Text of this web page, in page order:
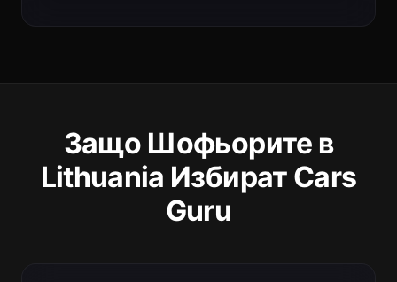
Защо Шофьорите в
Lithuania Избират Cars
Guru